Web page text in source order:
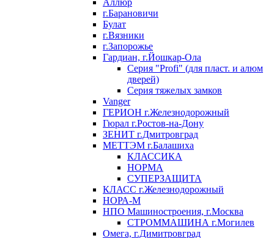
Аллюр
г.Барановичи
Булат
г.Вязники
г.Запорожье
Гардиан, г.Йошкар-Ола
Серия "Profi" (для пласт. и алюм
дверей)
Серия тяжелых замков
Vanger
ГЕРИОН г.Железнодорожный
Гюрал г.Ростов-на-Дону
ЗЕНИТ г.Дмитровград
МЕТТЭМ г.Балашиха
КЛАССИКА
НОРМА
СУПЕРЗАЩИТА
КЛАСС г.Железнодорожный
НОРА-М
НПО Машиностроения, г.Москва
СТРОММАШИНА г.Могилев
Омега, г.Димитровград